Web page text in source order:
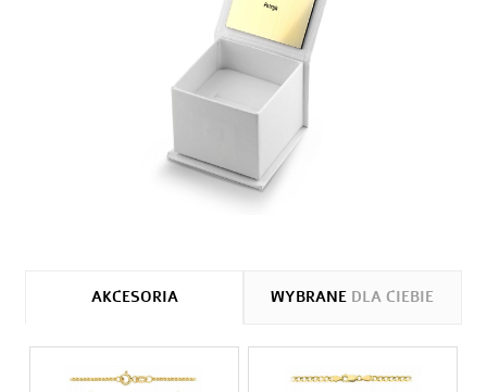
AKCESORIA WYBRANE DLA CIEBIE